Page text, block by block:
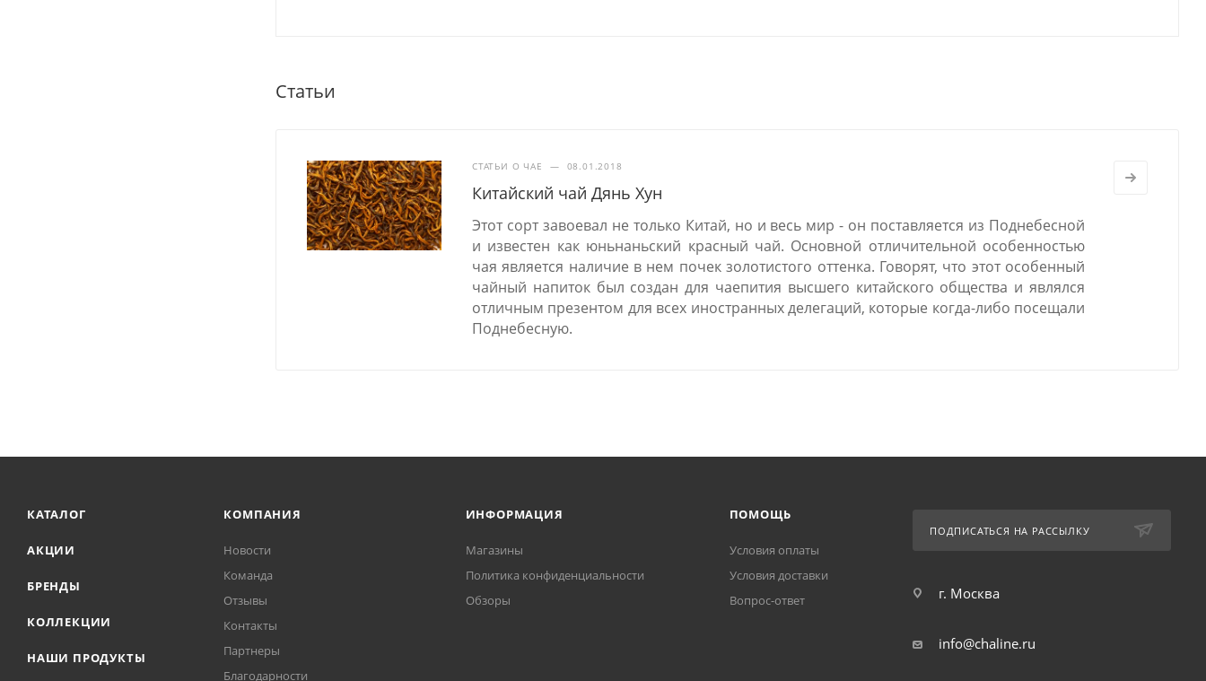
Статьи
СТАТЬИ О ЧАЕ — 08.01.2018
Китайский чай Дянь Хун
Этот сорт завоевал не только Китай, но и весь мир - он поставляется из Поднебесной
и известен как юньнаньский красный чай. Основной отличительной особенностью
чая является наличие в нем почек золотистого оттенка. Говорят, что этот особенный
чайный напиток был создан для чаепития высшего китайского общества и являлся
отличным презентом для всех иностранных делегаций, которые когда-либо посещали
Поднебесную.
КАТАЛОГ
АКЦИИ
БРЕНДЫ
КОЛЛЕКЦИИ
НАШИ ПРОДУКТЫ
КОМПАНИЯ
Новости
Команда
Отзывы
Контакты
Партнеры
Благодарности
ИНФОРМАЦИЯ
Магазины
Политика конфиденциальности
Обзоры
ПОМОЩЬ
Условия оплаты
Условия доставки
Вопрос-ответ
ПОДПИСАТЬСЯ НА РАССЫЛКУ
г. Москва
info@chaline.ru